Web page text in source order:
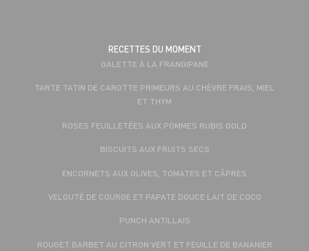
RECETTES DU MOMENT
GALETTE À LA FRANGIPANE
TARTE TATIN DE CAROTTE PRIMEURS AU CHÈVRE FRAIS, MIEL
ET THYM
ROSES FEUILLETÉES AUX POMMES RUBIS GOLD
BISCUITS AUX FRUITS SECS
ENCORNETS AUX OLIVES, TOMATES ET CÂPRES
VELOUTÉ DE COURGE ET PAPATE DOUCE LAIT DE COCO
PUNCH ANTILLAIS
ROUGET BARBET AU CITRON VERT ET FEUILLE DE BANANIER